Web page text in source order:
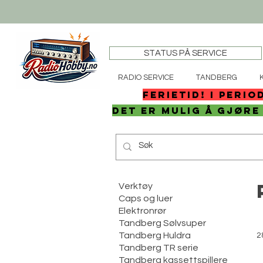
STATUS PÅ SERVICE
RADIO SERVICE TANDBERG
det er mulig å
Verktøy
Caps og luer
Elektronrør
Tandberg Sølvsuper
Tandberg Huldra
Tandberg TR serie
Tandberg kassettspillere
FERIETID! I